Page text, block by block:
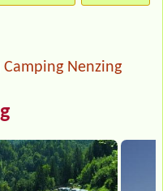
Camping Nenzing